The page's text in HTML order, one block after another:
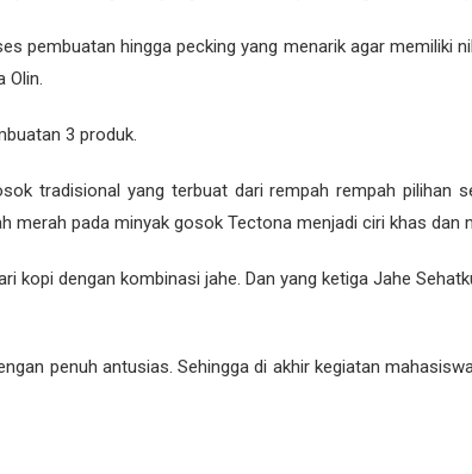
pembuatan hingga pecking yang menarik agar memiliki
3 produk.
tradisional yang terbuat dari rempah rempah pilihan
merah pada minyak gosok Tectona menjadi ciri khas dan
kopi dengan kombinasi jahe. Dan yang ketiga Jahe
penuh antusias. Sehingga di akhir kegiatan